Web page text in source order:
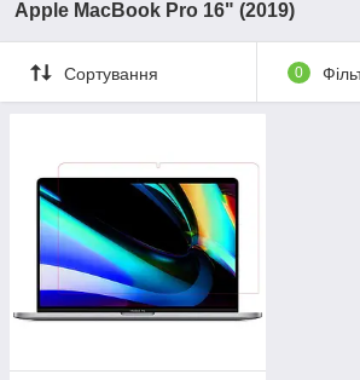
Apple MacBook Pro 16" (2019)
Сортування 0